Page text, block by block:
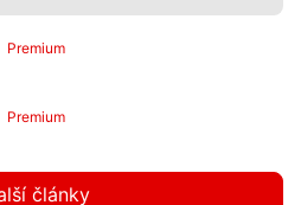
Premium
Premium
články